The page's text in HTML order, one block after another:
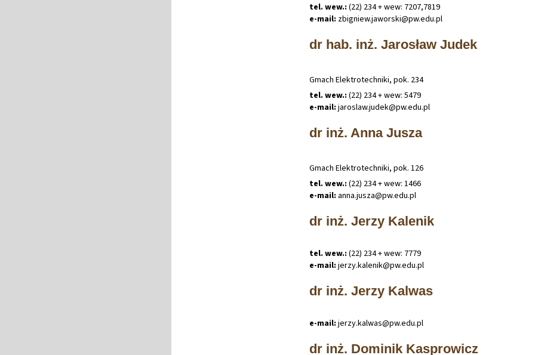
tel. wew.: (22) 234 + wew: 7207,7819
e-mail: zbigniew.jaworski@pw.edu.pl
dr hab. inż. Jarosław Judek
Gmach Elektrotechniki, pok. 234
tel. wew.: (22) 234 + wew: 5479
e-mail: jaroslaw.judek@pw.edu.pl
dr inż. Anna Jusza
Gmach Elektrotechniki, pok. 126
tel. wew.: (22) 234 + wew: 1466
e-mail: anna.jusza@pw.edu.pl
dr inż. Jerzy Kalenik
tel. wew.: (22) 234 + wew: 7779
e-mail: jerzy.kalenik@pw.edu.pl
dr inż. Jerzy Kalwas
e-mail: jerzy.kalwas@pw.edu.pl
dr inż. Dominik Kasprowicz